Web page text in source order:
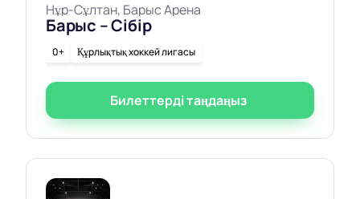
Нұр-Сұлтан, Барыс Арена
Барыс – Сібір
0+ Құрлықтық хоккей лигасы
Билеттерді таңдаңыз